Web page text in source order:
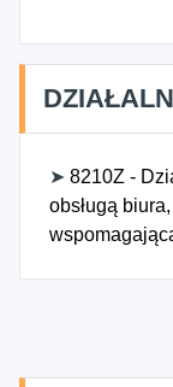
➤ 8210Z -
obsługą